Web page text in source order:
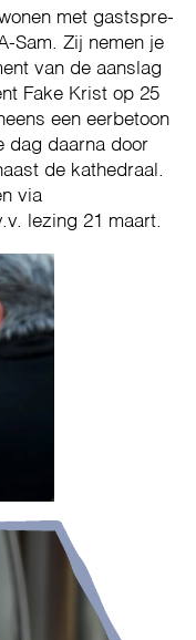
met gast­spre­
Sam. Zij nemen je
van de aan­slag
Fake Krist op 25
een eerbe­toon
dag daarna door
de ka­the­draal.
via
lezing 21 maart.